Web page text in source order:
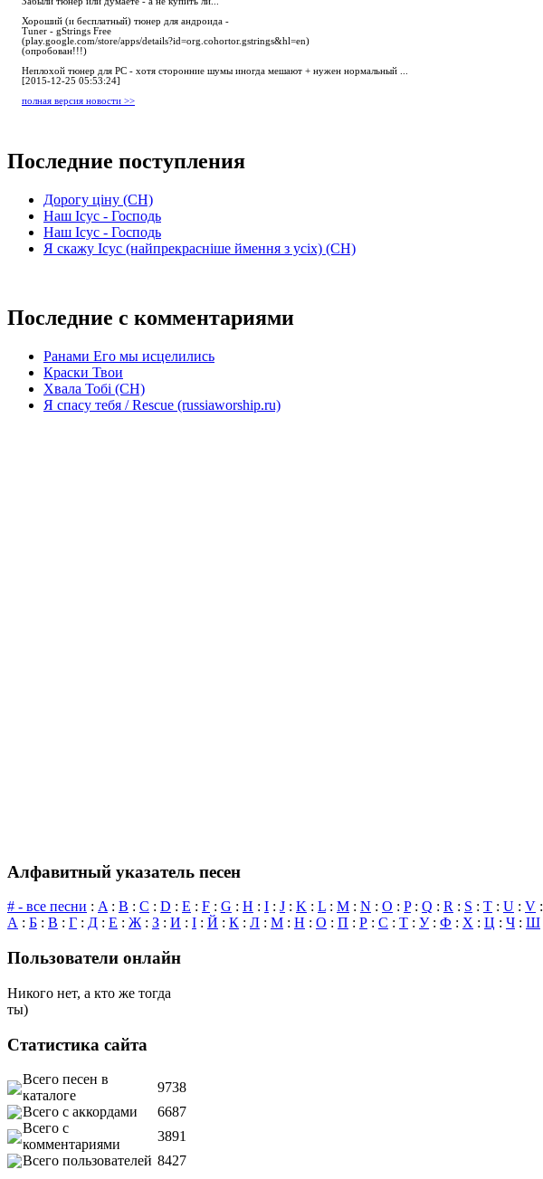
Хороший (и бесплатный) тюнер для андроида -
Tuner - gStrings Free
(play.google.com/store/apps/details?id=org.cohortor.gstrings&hl=en)
(опробован!!!)
Неплохой тюнер для РС - хотя сторонние шумы иногда мешают + нужен нормальный ...
[2015-12-25 05:53:24]
полная версия новости >>
Последние поступления
Дорогу ціну (СН)
Наш Ісус - Господь
Наш Ісус - Господь
Я скажу Ісус (найпрекрасніше ймення з усіх) (СН)
Последние с комментариями
Ранами Его мы исцелились
Краски Твои
Хвала Тобі (СН)
Я спасу тебя / Rescue (russiaworship.ru)
Алфавитный указатель песен
# - все песни : A: B : C : D : E : F : G : H : I : J : K : L : M : N : O : P: Q : R : S : T : U : V :
А : Б : В : Г : Д : Е : Ж: З : И : І : Й : К : Л : М : Н : О : П : Р : С : Т : У: Ф : Х : Ц : Ч : Ш
Пользователи онлайн
Никого нет, а кто же тогда
ты)
Статистика сайта
Всего песен в
каталоге
9738
Всего с аккордами
6687
Всего с
комментариями
3891
Всего пользователей 8427